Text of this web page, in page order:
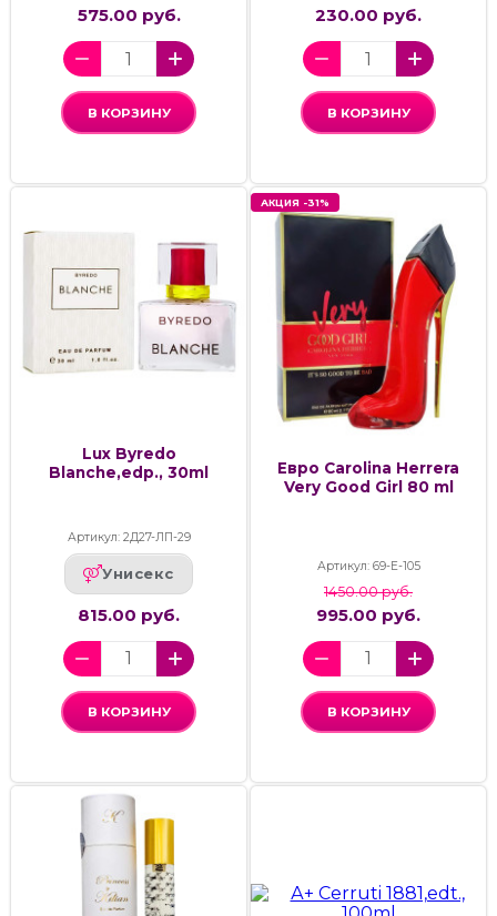
575.00 руб.
В КОРЗИНУ
230.00 руб.
В КОРЗИНУ
Lux Byredo
Blanche,edp., 30ml
Артикул: 2Д27-ЛП-29
Унисекс
815.00 руб.
В КОРЗИНУ
АКЦИЯ -31%
Евро Carolina Herrera
Very Good Girl 80 ml
Артикул: 69-Е-105
1450.00 руб.
995.00 руб.
В КОРЗИНУ